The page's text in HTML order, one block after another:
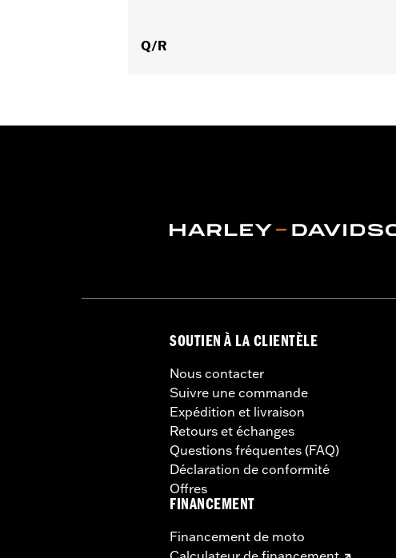
Dans la boîte:
Q/R
SOUTIEN À LA CLIENTÈLE
Nous contacter
Suivre une commande
Expédition et livraison
Retours et échanges
Questions fréquentes (FAQ)
Déclaration de conformité
Offres
FINANCEMENT
Financement de moto